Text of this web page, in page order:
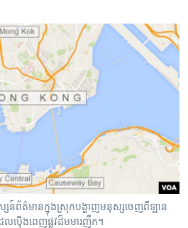
ន៍​​ព័ត៌មាន​ក្នុងស្រុក​បង្ហាញ​មនុស្ស​ចេញពីឡាន​
ប៉ើង​ពេញផ្លូវ​ដ៏មមារញឹក​។